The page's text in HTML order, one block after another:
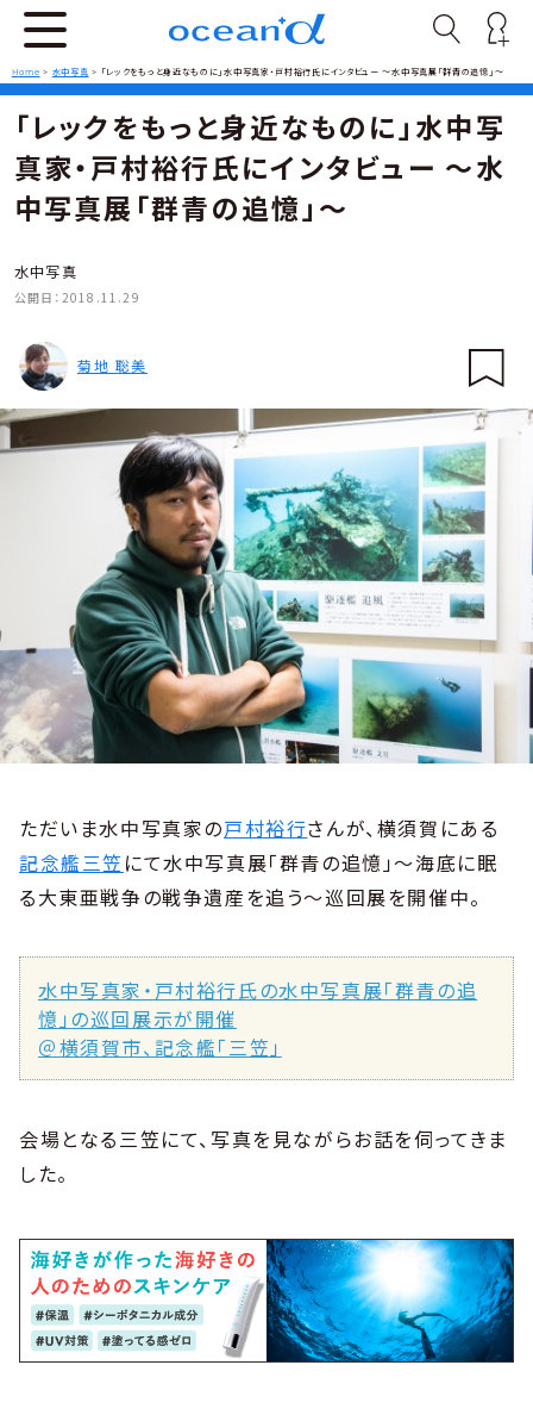
Home > 水中写真 > 「レックをもっと身近なものに」水中写真家・戸村裕行氏にインタビュー 〜水中写真展「群青の追憶」〜
「レックをもっと身近なものに」水中写
真家・戸村裕行氏にインタビュー 〜水
中写真展「群青の追憶」〜
水中写真
公開日： 2018.11.29
菊地 聡美
ただいま水中写真家の戸村裕行さんが、横須賀にある
記念艦三笠にて水中写真展「群青の追憶」～海底に眠
る大東亜戦争の戦争遺産を追う～巡回展を開催中。
水中写真家・戸村裕行氏の水中写真展「群青の追
憶」の巡回展示が開催
＠横須賀市、記念艦「三笠」
会場となる三笠にて、写真を見ながらお話を伺ってきま
した。